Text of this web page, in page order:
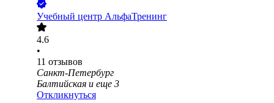
Учебный центр АльфаТренинг
4.6
•
11 отзывов
Санкт-Петербург
Балтийская и еще 3
Откликнуться